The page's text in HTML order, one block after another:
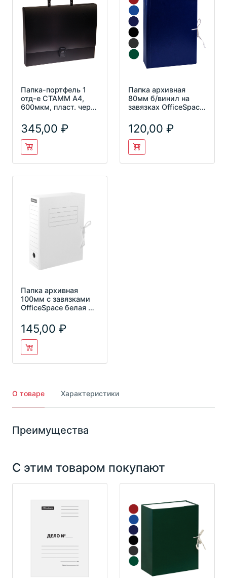
Папка-портфель 1
отд-е СТАММ А4,
600мкм, пласт. черн.
345,00
Папка архивная
80мм б/винил на
завязках OfficeSpace,
120,00
Папка архивная
100мм c завязками
OfficeSpace белая до
145,00
О товаре Характеристики
Преимущества
С этим товаром покупают